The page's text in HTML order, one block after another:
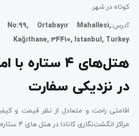
کوتاه در شهر.
آدرس:
No:99, Ortabayır Mahallesi,
Kağıthane, 34410, Istanbul, Turkey
هتل‌های ۴
در نزدیکی سفارت
اقامتی راحت و متعادل از نظر قیمت و
مراکز انگشت‌نگاری کانادا در هتل های 4 ستاره.